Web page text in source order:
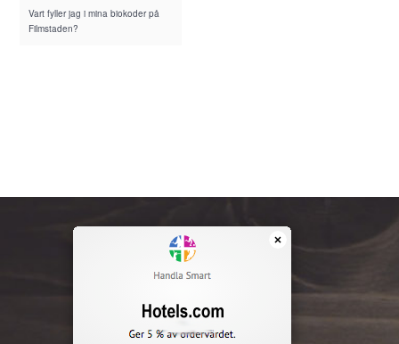
Vart fyller jag i mina biokoder på
Filmstaden?